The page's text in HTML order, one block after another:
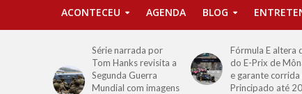
ACONTECEU AGENDA BLOG
Série narrada por
Tom Hanks revisita a
Segunda Guerra
Mundial com imagens
Fórmula E altera
do E-Prix de
e garante corrida
Principado até